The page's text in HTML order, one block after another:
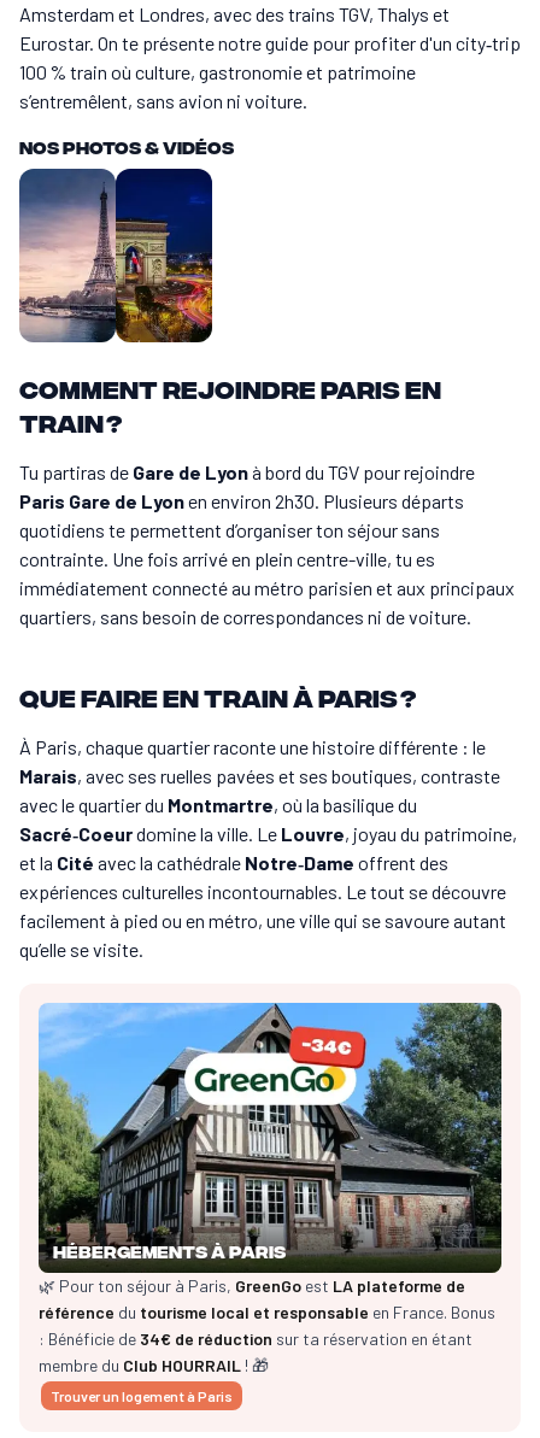
Amsterdam et Londres, avec des trains TGV, Thalys et
Eurostar. On te présente notre guide pour profiter d'un city‑trip
100 % train où culture, gastronomie et patrimoine
s’entremêlent, sans avion ni voiture.
Nos Photos & vidéos
Comment rejoindre Paris en
train ?
Tu partiras de Gare de Lyonà bord du TGV pour rejoindre
Paris Gare de Lyonen environ 2h30. Plusieurs départs
quotidiens te permettent d’organiser ton séjour sans
contrainte. Une fois arrivé en plein centre-ville, tu es
immédiatement connecté au métro parisien et aux principaux
quartiers, sans besoin de correspondances ni de voiture.
Que faire en train à Paris ?
À Paris, chaque quartier raconte une histoire différente : le
Marais, avec ses ruelles pavées et ses boutiques, contraste
avec le quartier du Montmartre, où la basilique du
Sacré‑Coeurdomine la ville. Le Louvre, joyau du patrimoine,
et la Cité avec la cathédrale Notre‑Dame offrent des
expériences culturelles incontournables. Le tout se découvre
facilement à pied ou en métro, une ville qui se savoure autant
qu’elle se visite.
Hébergements à Paris
🌿 Pour ton séjour à Paris, GreenGo est LA plateforme de
référence du tourisme local et responsable en France. Bonus
: Bénéficie de 34€ de réduction sur ta réservation en étant
membre du Club HOURRAIL ! 🎁
Trouver un logement à Paris